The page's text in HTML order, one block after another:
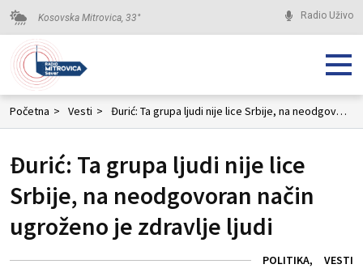
Kosovska Mitrovica, 33° Radio Uživo
Početna > Vesti > Đurić: Ta grupa ljudi nije lice Srbije, na neodgovoran način ugroženo je zdravlje ljudi
Đurić: Ta grupa ljudi nije lice
Srbije, na neodgovoran način
ugroženo je zdravlje ljudi
POLITIKA VESTI